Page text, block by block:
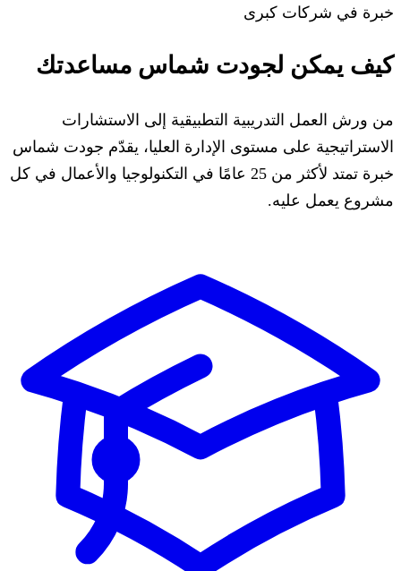
خبرة في شركات كبرى
كيف يمكن لجودت شماس مساعدتك
من ورش العمل التدريبية التطبيقية إلى الاستشارات
الاستراتيجية على مستوى الإدارة العليا، يقدّم جودت شماس
خبرة تمتد لأكثر من 25 عامًا في التكنولوجيا والأعمال في كل
مشروع يعمل عليه.